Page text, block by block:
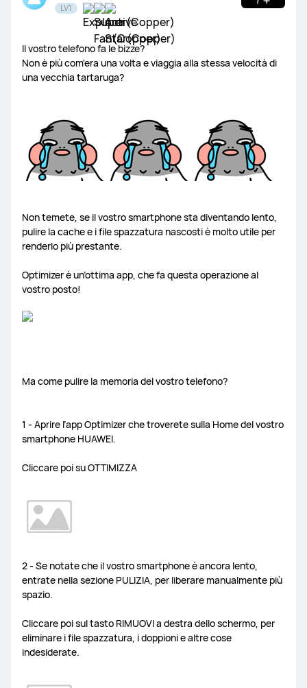
Freebuds
LV1
Il vostro telefono fa le bizze?
Non è più com'era una volta e viaggia alla stessa velocità di
una vecchia tartaruga?
Non temete, se il vostro smartphone sta diventando lento,
pulire la cache e i file spazzatura nascosti è molto utile per
renderlo più prestante.
Optimizer è un’ottima app, che fa questa operazione al
vostro posto!
Ma come pulire la memoria del vostro telefono?
1 - Aprire l’app Optimizer che troverete sulla Home del vostro
smartphone HUAWEI.
Cliccare poi su OTTIMIZZA
2 - Se notate che il vostro smartphone è ancora lento,
entrate nella sezione PULIZIA, per liberare manualmente più
spazio.
Cliccare poi sul tasto RIMUOVI a destra dello schermo, per
eliminare i file spazzatura, i doppioni e altre cose
indesiderate.